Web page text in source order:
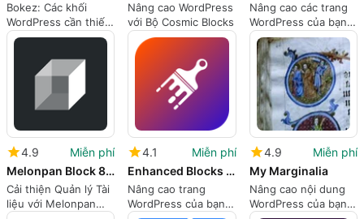
Bokez: Các khối
WordPress cần thiết
cho năng suất
Nâng cao WordPress
với Bộ Cosmic Blocks
Nâng cao các trang
WordPress của bạn
với Master Blocks
4.9
Miễn phí
Melonpan Block 8211 Container
Cải thiện Quản lý Tài
liệu với Melonpan
4.1
Miễn phí
Enhanced Blocks 8211 Page Builder Blocks for Gutenberg
Nâng cao trang
WordPress của bạn
4.9
Miễn phí
My Marginalia
Nâng cao nội dung
WordPress của bạn